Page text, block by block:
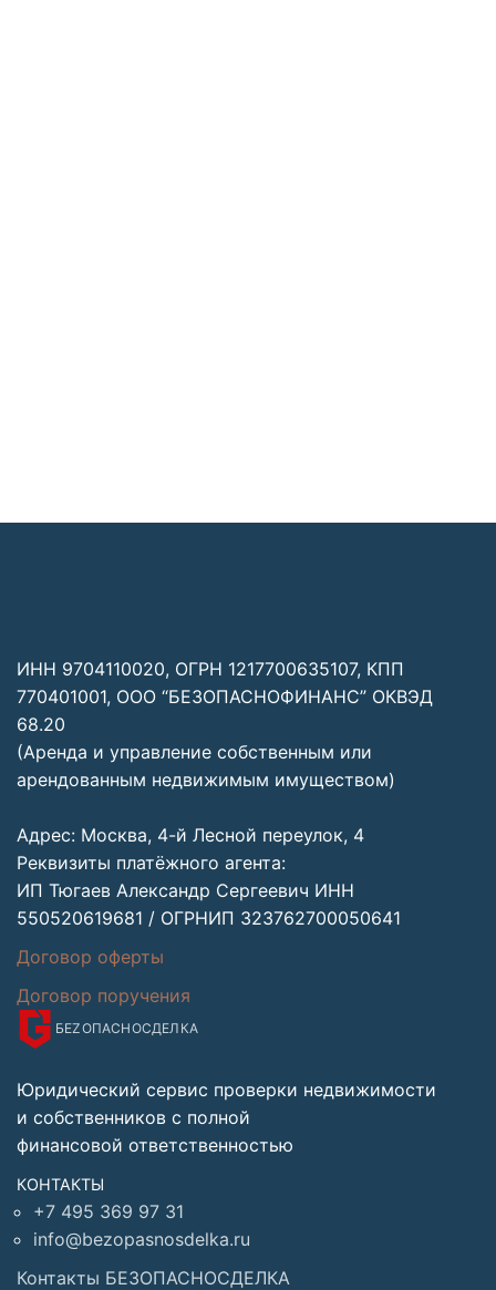
БЕZОПАСНОСДЕЛКА
Юридический сервис проверки недвижимости
и собственников с полной
финансовой ответственностью
КОНТАКТЫ
+7 495 369 97 31
info@bezopasnosdelka.ru
Контакты БЕЗОПАСНОСДЕЛКА
ИНН 9704110020, ОГРН 1217700635107, КПП
770401001, ООО “БЕЗОПАСНОФИНАНС” ОКВЭД
68.20
(Аренда и управление собственным или
арендованным недвижимым имуществом)
Адрес: Москва, 4-й Лесной переулок, 4
Реквизиты платёжного агента:
ИП Тюгаев Александр Сергеевич ИНН
550520619681 / ОГРНИП 323762700050641
Договор оферты
Договор поручения